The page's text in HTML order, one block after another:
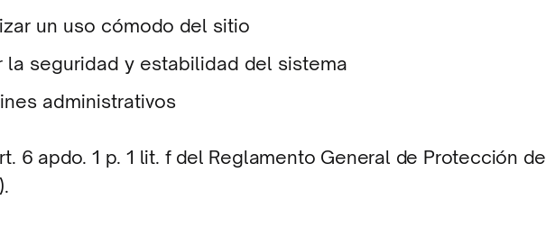
un uso cómodo del sitio
la seguridad y estabilidad del sistema
administrativos
6 apdo. 1 p. 1 lit. f del Reglamento General de Protección de